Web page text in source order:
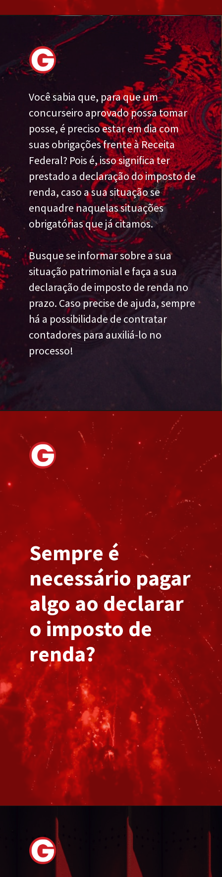
Você sabia que, para que um
concurseiro aprovado possa tomar
posse, é preciso estar em dia com
suas obrigações frente à Receita
Federal? Pois é, isso significa ter
prestado a declaração do imposto de
renda, caso a sua situação se
enquadre naquelas situações
obrigatórias que já citamos.
Busque se informar sobre a sua
situação patrimonial e faça a sua
declaração de imposto de renda no
prazo. Caso precise de ajuda, sempre
há a possibilidade de contratar
contadores para auxiliá-lo no
processo!
Sempre é
necessário pagar
algo ao declarar
o imposto de
renda?